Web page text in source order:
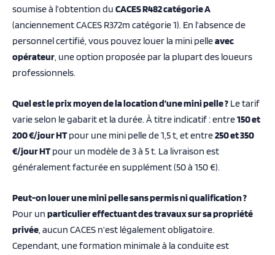
soumise à l’obtention du CACES R482 catégorie A
(anciennement CACES R372m catégorie 1). En l’absence de
personnel certifié, vous pouvez louer la mini pelleavec
opérateur, une option proposée par la plupart des loueurs
professionnels.
Quel est le prix moyen de la location d’une mini pelle ? Le tarif
varie selon le gabarit et la durée. À titre indicatif : entre150 et
200 €/jour HTpour une mini pelle de 1,5 t, et entre250 et 350
€/jour HTpour un modèle de 3 à 5 t. La livraison est
généralement facturée en supplément (50 à 150 €).
Peut-on louer une mini pelle sans permis ni qualification ?
Pour un particulier effectuant des travaux sur sa propriété
privée, aucun CACES n’est légalement obligatoire.
Cependant, une formation minimale à la conduite est